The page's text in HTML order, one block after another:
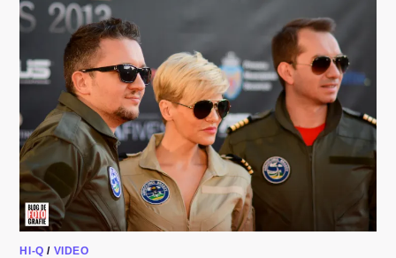
HI-Q / VIDEO